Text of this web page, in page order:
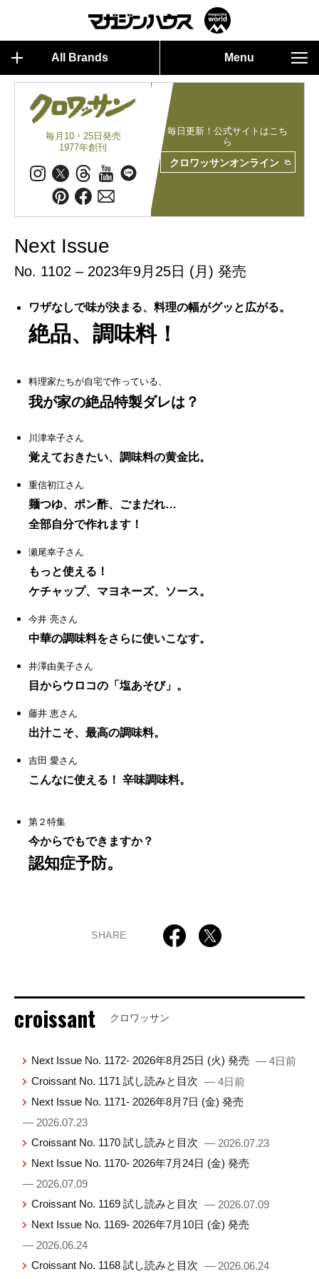
All Brands Menu
毎月10・25日発売
1977年創刊
毎日更新！公式サイトはこち
ら
クロワッサンオンライン
Next Issue
No. 1102 – 2023年9月25日 (月) 発売
ワザなしで味が決まる、料理の幅がグッと広がる。
絶品、調味料！
料理家たちが自宅で作っている、
我が家の絶品特製ダレは？
川津幸子さん
覚えておきたい、調味料の黄金比。
重信初江さん
麺つゆ、ポン酢、ごまだれ…
全部自分で作れます！
瀬尾幸子さん
もっと使える！
ケチャップ、マヨネーズ、ソース。
今井 亮さん
中華の調味料をさらに使いこなす。
井澤由美子さん
目からウロコの「塩あそび」。
藤井 恵さん
出汁こそ、最高の調味料。
吉田 愛さん
こんなに使える！ 辛味調味料。
第２特集
今からでもできますか？
認知症予防。
SHARE
croissant クロワッサン
Next Issue No. 1172- 2026年8月25日 (火) 発売 — 4日前
Croissant No. 1171 試し読みと目次 — 4日前
Next Issue No. 1171- 2026年8月7日 (金) 発売
— 2026.07.23
Croissant No. 1170 試し読みと目次 — 2026.07.23
Next Issue No. 1170- 2026年7月24日 (金) 発売
— 2026.07.09
Croissant No. 1169 試し読みと目次 — 2026.07.09
Next Issue No. 1169- 2026年7月10日 (金) 発売
— 2026.06.24
Croissant No. 1168 試し読みと目次 — 2026.06.24